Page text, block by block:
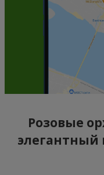
Розовые
элегантный